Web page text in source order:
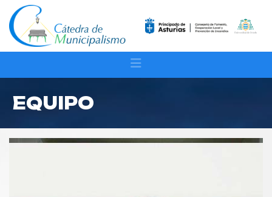
EQUIPO